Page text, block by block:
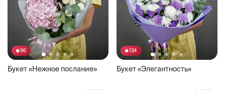
96
Букет «Нежное послание»
134
Букет «Элегантность»